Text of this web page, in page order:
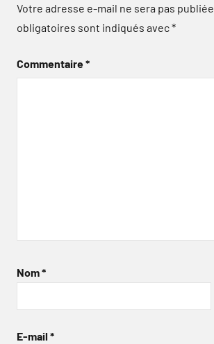
Votre adresse e-mail ne sera pas publiée.
obligatoires sont indiqués avec*
Commentaire*
Nom*
E-mail *